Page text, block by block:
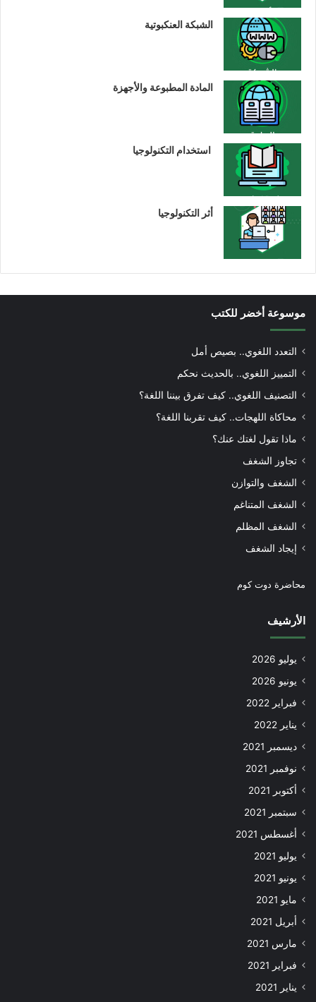
الشبكة العنكبوتية
المادة المطبوعة والأجهزة
استخدام التكنولوجيا
أثر التكنولوجيا
موسوعة أخضر للكتب
التعدد اللغوي.. بصيص أمل
التمييز اللغوي.. بالحديث نحكم
التصنيف اللغوي.. كيف تفرق بيننا اللغة؟
محاكاة اللهجات.. كيف تقربنا اللغة؟
ماذا تقول لغتك عنك؟
تجاوز الشغف
الشغف والتوازن
الشغف المتناغم
الشغف المظلم
إيجاد الشغف
محاضرة دوت كوم
الأرشيف
يوليو 2026
يونيو 2026
فبراير 2022
يناير 2022
ديسمبر 2021
نوفمبر 2021
أكتوبر 2021
سبتمبر 2021
أغسطس 2021
يوليو 2021
يونيو 2021
مايو 2021
أبريل 2021
مارس 2021
فبراير 2021
يناير 2021